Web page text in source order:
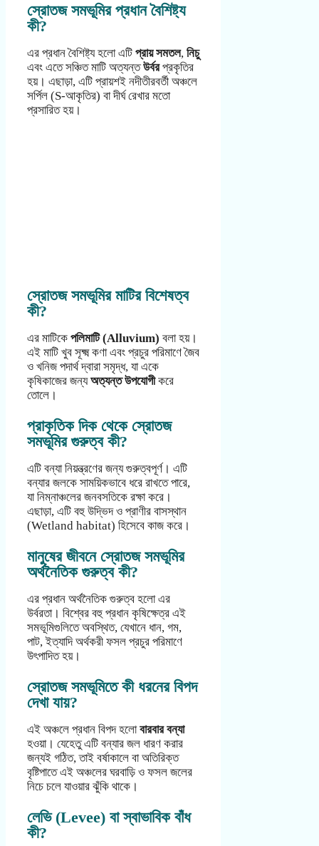
স্রোতজ সমভূমির প্রধান বৈশিষ্ট্য
কী?
এর প্রধান বৈশিষ্ট্য হলো এটি প্রায় সমতল, নিচু
এবং এতে সঞ্চিত মাটি অত্যন্তউর্বরপ্রকৃতির
হয়। এছাড়া, এটি প্রায়শই নদীতীরবর্তী অঞ্চলে
সর্পিল (S-আকৃতির) বা দীর্ঘ রেখার মতো
প্রসারিত হয়।
স্রোতজ সমভূমির মাটির বিশেষত্ব
কী?
এর মাটিকে পলিমাটি (Alluvium) বলা হয়।
এই মাটি খুব সূক্ষ্ম কণা এবং প্রচুর পরিমাণে জৈব
ও খনিজ পদার্থ দ্বারা সমৃদ্ধ, যা একে
কৃষিকাজের জন্যঅত্যন্ত উপযোগীকরে
তোলে।
প্রাকৃতিক দিক থেকে স্রোতজ
সমভূমির গুরুত্ব কী?
এটি বন্যা নিয়ন্ত্রণের জন্য গুরুত্বপূর্ণ। এটি
বন্যার জলকে সাময়িকভাবে ধরে রাখতে পারে,
যা নিম্নাঞ্চলের জনবসতিকে রক্ষা করে।
এছাড়া, এটি বহু উদ্ভিদ ও প্রাণীর বাসস্থান
(Wetland habitat) হিসেবে কাজ করে।
মানুষের জীবনে স্রোতজ সমভূমির
অর্থনৈতিক গুরুত্ব কী?
এর প্রধান অর্থনৈতিক গুরুত্ব হলো এর
উর্বরতা। বিশ্বের বহু প্রধান কৃষিক্ষেত্র এই
সমভূমিগুলিতে অবস্থিত, যেখানে ধান, গম,
পাট, ইত্যাদি অর্থকরী ফসল প্রচুর পরিমাণে
উৎপাদিত হয়।
স্রোতজ সমভূমিতে কী ধরনের বিপদ
দেখা যায়?
এই অঞ্চলে প্রধান বিপদ হলোবারবার বন্যা
হওয়া। যেহেতু এটি বন্যার জল ধারণ করার
জন্যই গঠিত, তাই বর্ষাকালে বা অতিরিক্ত
বৃষ্টিপাতে এই অঞ্চলের ঘরবাড়ি ও ফসল জলের
নিচে চলে যাওয়ার ঝুঁকি থাকে।
লেভি (Levee) বা স্বাভাবিক বাঁধ
কী?